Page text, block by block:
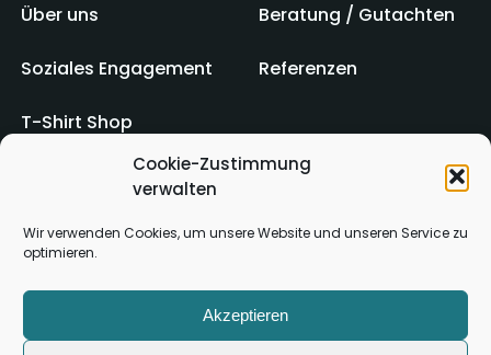
Cookie-Zustimmung
verwalten
Wir verwenden Cookies, um unsere Website und unseren Service zu
optimieren.
Akzeptieren
Über uns Beratung / Gutachten
Soziales Engagement Referenzen
T-Shirt Shop
Impressum AGB